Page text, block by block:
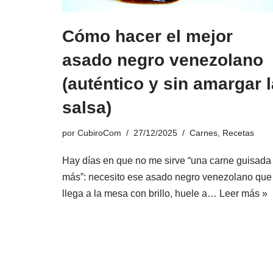
Cómo hacer el mejor
asado negro venezolano
(auténtico y sin amargar
salsa)
por CubiroCom 27/12/2025 Carnes Recetas
Hay días en que no me sirve “una carne guisada
más”: necesito ese asado negro venezolano que
llega a la mesa con brillo, huele a… Leer más »